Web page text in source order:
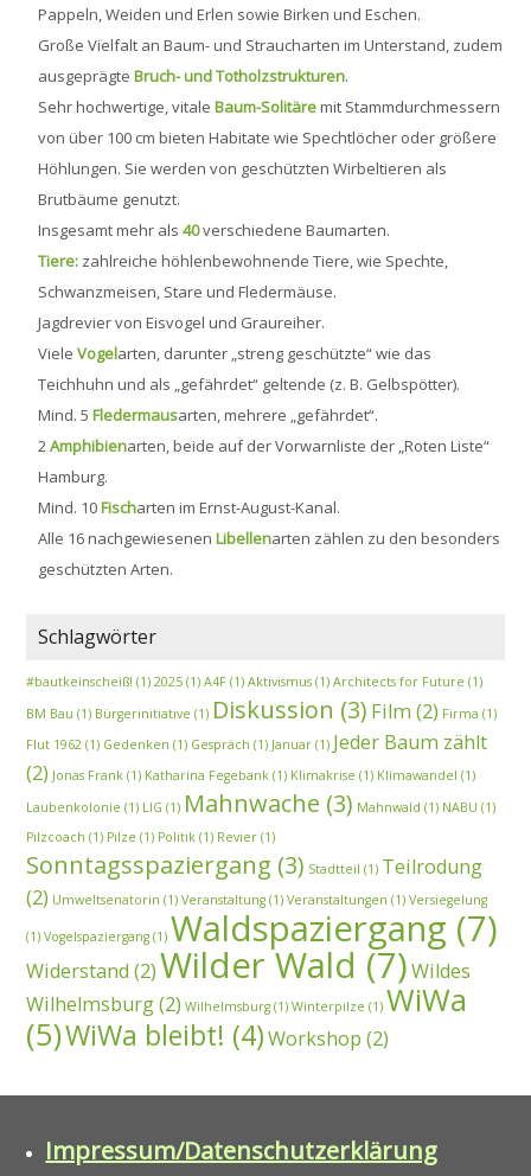
Pappeln, Weiden und Erlen sowie Birken und Eschen.
Große Vielfalt an Baum- und Straucharten im Unterstand, zudem
ausgeprägteBruch- und Totholzstrukturen.
Sehr hochwertige, vitaleBaum-Solitäremit Stammdurchmessern
von über 100 cm bieten Habitate wie Spechtlöcher oder größere
Höhlungen. Sie werden von geschützten Wirbeltieren als
Brutbäume genutzt.
Insgesamt mehr als40verschiedene Baumarten.
Tiere: zahlreiche höhlenbewohnende Tiere, wie Spechte,
Schwanzmeisen, Stare und Fledermäuse.
Jagdrevier von Eisvogel und Graureiher.
VieleVogelarten, darunter „streng geschützte“ wie das
Teichhuhn und als „gefährdet“ geltende (z. B. Gelbspötter).
Mind. 5Fledermausarten, mehrere „gefährdet“.
2Amphibienarten, beide auf der Vorwarnliste der „Roten Liste“
Hamburg.
Mind. 10Fischarten im Ernst-August-Kanal.
Alle 16 nachgewiesenen Libellenarten zählen zu den besonders
geschützten Arten.
Schlagwörter
#bautkeinscheiß! (1) 2025 (1) A4F (1) Aktivismus (1) Architects for Future (1)
BM Bau (1) Bürgerinitiative (1) Diskussion (3) Film (2) Firma (1)
Flut 1962 (1) Gedenken (1) Gespräch (1) Januar (1) Jeder Baum zählt
(2) Jonas Frank (1) Katharina Fegebank (1) Klimakrise (1) Klimawandel (1)
Laubenkolonie (1) LIG (1) Mahnwache (3) Mahnwald (1) NABU (1)
Pilzcoach (1) Pilze (1) Politik (1) Revier (1)
Sonntagsspaziergang (3) Stadtteil (1) Teilrodung
(2) Umweltsenatorin (1) Veranstaltung (1) Veranstaltungen (1) Versiegelung
(1) Vogelspaziergang (1) Waldspaziergang (7)
Widerstand (2) Wilder Wald (7) Wildes
Wilhelmsburg(2) Wilhelmsburg (1) Winterpilze (1) WiWa
(5)WiWa bleibt! (4) Workshop (2)
Impressum/Datenschutzerklärung